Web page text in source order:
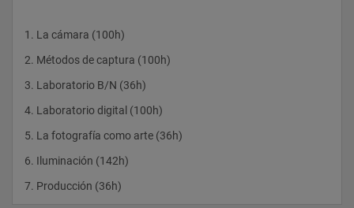
1. La cámara (100h)
2. Métodos de captura (100h)
3. Laboratorio B/N (36h)
4. Laboratorio digital (100h)
5. La fotografía como arte (36h)
6. Iluminación (142h)